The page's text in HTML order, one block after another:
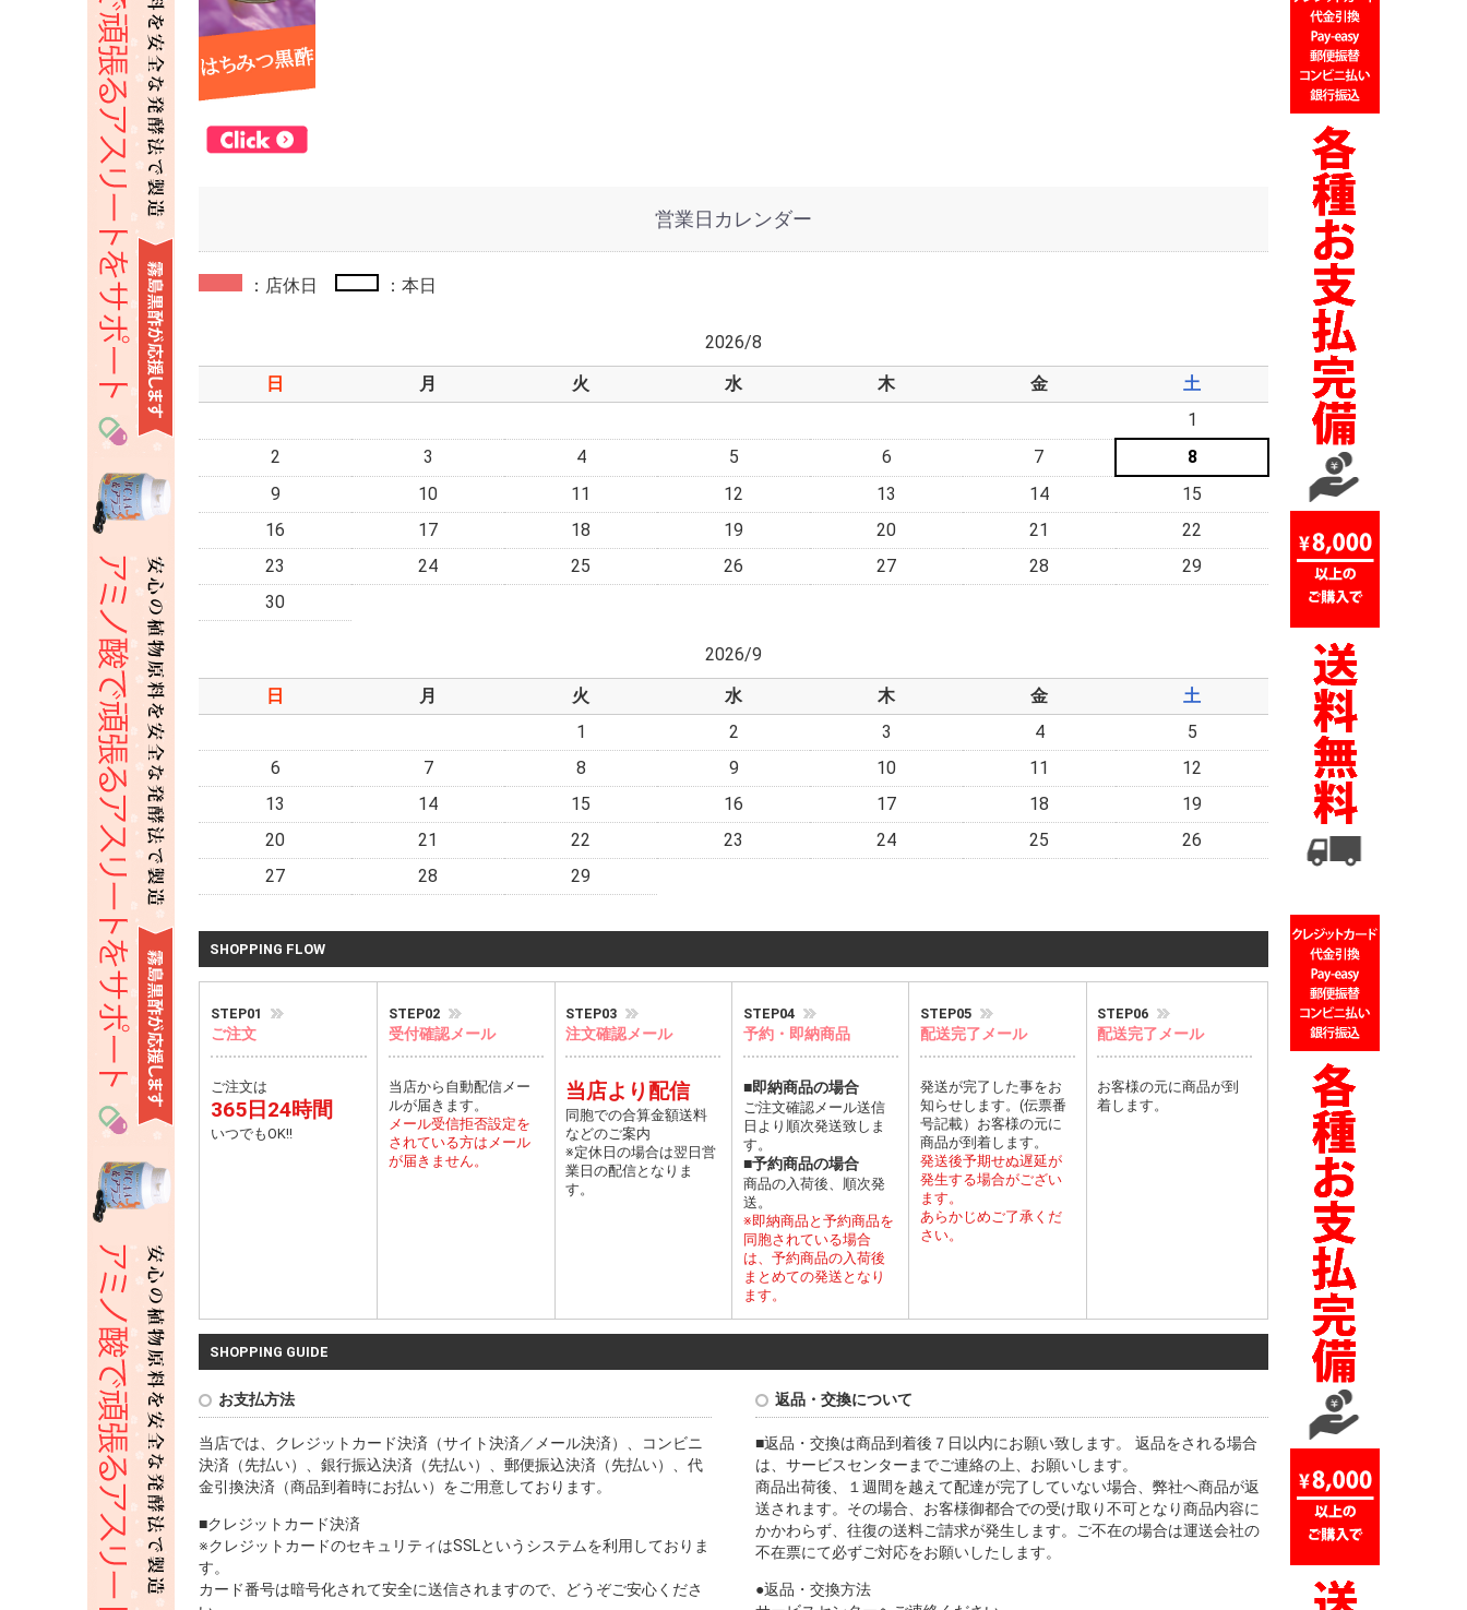
営業日カレンダー
：店休日 ：本日
2026/8
日
月 火 水 木 金
土
1
2
3 4 5 6 7
8
9
10 11 12 13 14
15
16
17 18 19 20 21
22
23
24 25 26 27 28
29
30
2026/9
日
月 火 水 木 金
土
1
2 3 4
5
6
7 8 9 10 11
12
13
14 15 16 17 18
19
20
21 22 23 24 25
26
27
28 29
SHOPPING FLOW
STEP01
ご注文
ご注文は
365日24時間
いつでもOK!!
STEP02
受付確認メール
当店から自動配信メー
ルが届きます。
メール受信拒否設定を
されている方はメール
が届きません。
STEP03
注文確認メール
当店より配信
同胞での合算金額送料
などのご案内
※定休日の場合は翌日営
業日の配信となりま
す。
STEP04
予約・即納商品
■即納商品の場合
ご注文確認メール送信
日より順次発送致しま
す。
■予約商品の場合
商品の入荷後、順次発
送。
※即納商品と予約商品を
同胞されている場合
は、予約商品の入荷後
まとめての発送となり
ます。
STEP05
配送完了メール
発送が完了した事をお
知らせします。(伝票番
号記載）お客様の元に
商品が到着します。
発送後予期せぬ遅延が
発生する場合がござい
ます。
あらかじめご了承くだ
さい。
STEP06
配送完了メール
お客様の元に商品が到
着します。
SHOPPING GUIDE
お支払方法
当店では、クレジットカード決済（サイト決済／メール決済）、コンビニ
決済（先払い）、銀行振込決済（先払い）、郵便振込決済（先払い）、代
金引換決済（商品到着時にお払い）をご用意しております。
■クレジットカード決済
※クレジットカードのセキュリティはSSLというシステムを利用しておりま
す。
カード番号は暗号化されて安全に送信されますので、どうぞご安心くださ
返品・交換について
■返品・交換は商品到着後７日以内にお願い致します。 返品をされる場合
は、サービスセンターまでご連絡の上、お願いします。
商品出荷後、１週間を越えて配達が完了していない場合、弊社へ商品が返
送されます。その場合、お客様御都合での受け取り不可となり商品内容に
かかわらず、往復の送料ご請求が発生します。ご不在の場合は運送会社の
不在票にて必ずご対応をお願いしたします。
●返品・交換方法